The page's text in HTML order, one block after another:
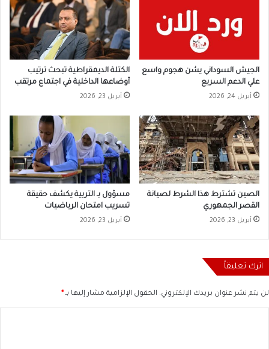
الجيش السوداني يشن هجوم واسع
علي الدعم السريع
أبريل 24, 2026
الكتلة الديمقراطية تبحث ترتيب
أوضاعها الداخلية في اجتماع مرتقب
أبريل 23, 2026
الصين تشترط هذا الشرط لصيانة
القصر الجمهوري
أبريل 23, 2026
مسؤول بـ التربية يكشف حقيقة
تسريب امتحان الرياضيات
أبريل 23, 2026
اترك تعليقاً
لن يتم نشر عنوان بريدك الإلكتروني. الحقول الإلزامية مشار إليها بـ*